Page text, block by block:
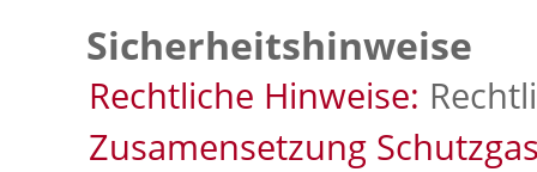
Sicherheitshinweise
Rechtliche Hinweise:
Zusamensetzung